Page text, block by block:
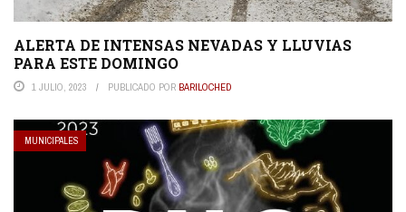
ALERTA DE INTENSAS NEVADAS Y LLUVIAS
PARA ESTE DOMINGO
1 JULIO, 2023 PUBLICADO POR BARILOCHED
MUNICIPALES